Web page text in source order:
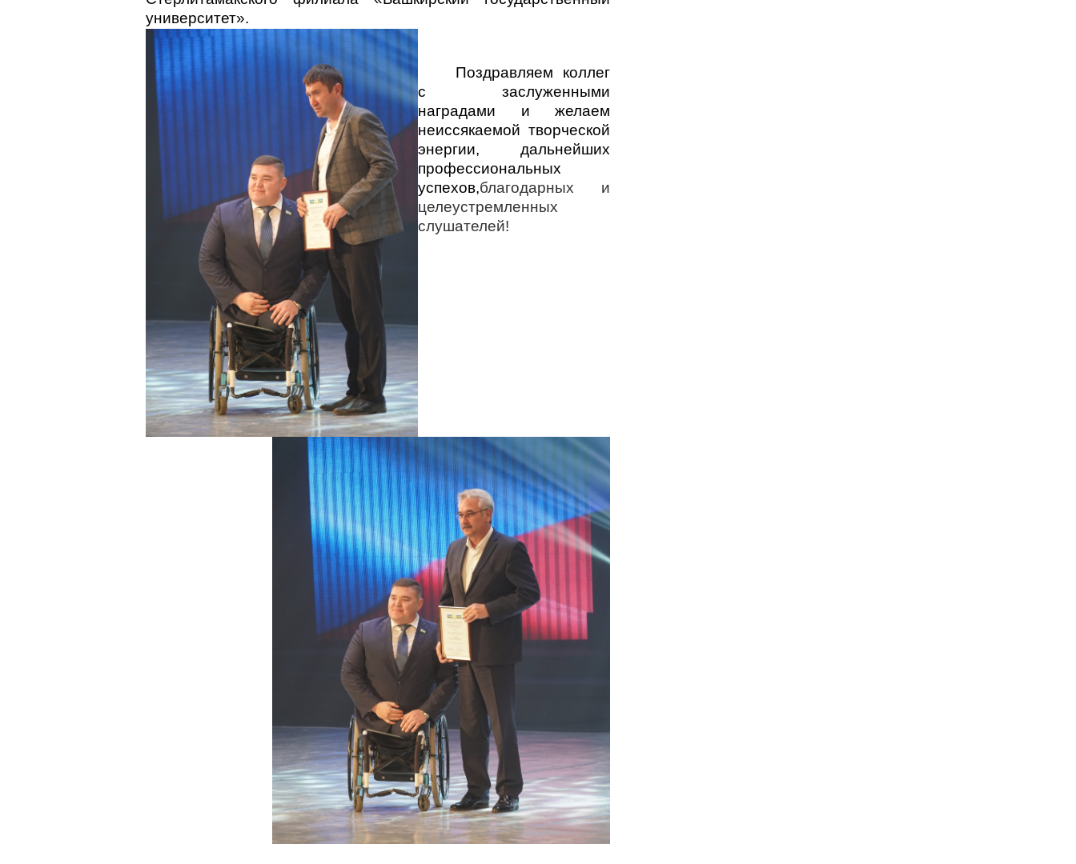
университет».
Поздравляем коллег
с заслуженными
наградами и желаем
неиссякаемой творческой
энергии, дальнейших
профессиональных
успехов,благодарных и
целеустремленных
слушателей!